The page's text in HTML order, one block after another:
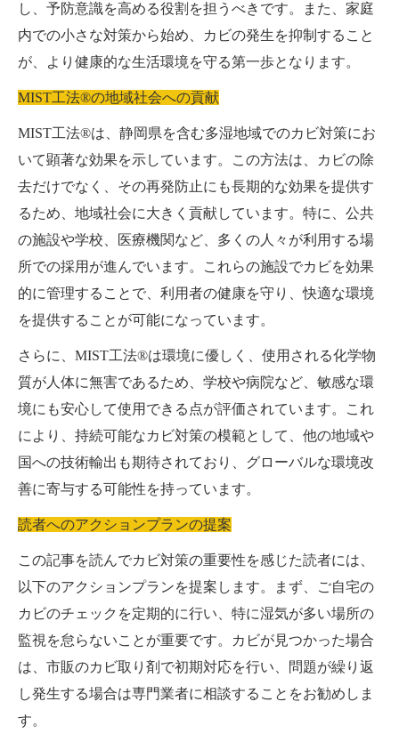
し、予防意識を高める役割を担うべきです。また、家庭
内での小さな対策から始め、カビの発生を抑制すること
が、より健康的な生活環境を守る第一歩となります。
MIST工法®の地域社会への貢献
MIST工法®は、静岡県を含む多湿地域でのカビ対策にお
いて顕著な効果を示しています。この方法は、カビの除
去だけでなく、その再発防止にも長期的な効果を提供す
るため、地域社会に大きく貢献しています。特に、公共
の施設や学校、医療機関など、多くの人々が利用する場
所での採用が進んでいます。これらの施設でカビを効果
的に管理することで、利用者の健康を守り、快適な環境
を提供することが可能になっています。
さらに、MIST工法®は環境に優しく、使用される化学物
質が人体に無害であるため、学校や病院など、敏感な環
境にも安心して使用できる点が評価されています。これ
により、持続可能なカビ対策の模範として、他の地域や
国への技術輸出も期待されており、グローバルな環境改
善に寄与する可能性を持っています。
読者へのアクションプランの提案
この記事を読んでカビ対策の重要性を感じた読者には、
以下のアクションプランを提案します。まず、ご自宅の
カビのチェックを定期的に行い、特に湿気が多い場所の
監視を怠らないことが重要です。カビが見つかった場合
は、市販のカビ取り剤で初期対応を行い、問題が繰り返
し発生する場合は専門業者に相談することをお勧めしま
す。